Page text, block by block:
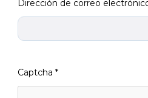
Dirección de correo
Captcha *